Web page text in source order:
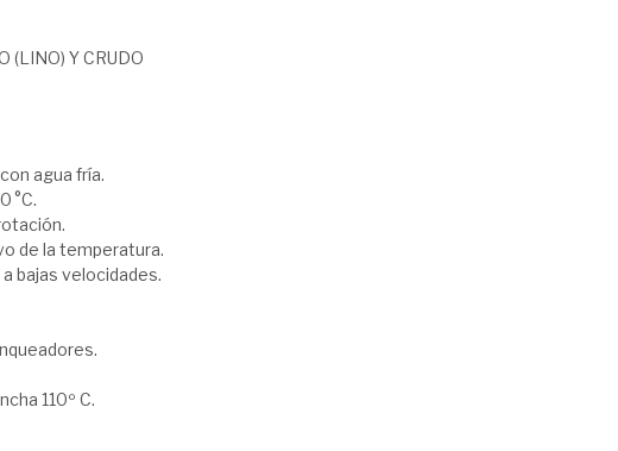
(LINO) Y CRUDO
agua fría.
°C.
de la temperatura.
bajas velocidades.
110º C.